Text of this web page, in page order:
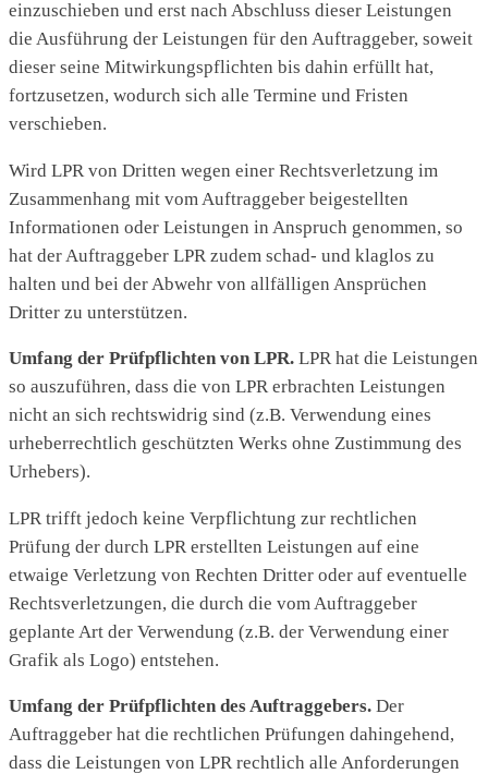
einzuschieben und erst nach Abschluss dieser Leistungen
die Ausführung der Leistungen für den Auftraggeber, soweit
dieser seine Mitwirkungspflichten bis dahin erfüllt hat,
fortzusetzen, wodurch sich alle Termine und Fristen
verschieben.
Wird LPR von Dritten wegen einer Rechtsverletzung im
Zusammenhang mit vom Auftraggeber beigestellten
Informationen oder Leistungen in Anspruch genommen, so
hat der Auftraggeber LPR zudem schad- und klaglos zu
halten und bei der Abwehr von allfälligen Ansprüchen
Dritter zu unterstützen.
Umfang der Prüfpflichten von LPR. LPR hat die Leistungen
so auszuführen, dass die von LPR erbrachten Leistungen
nicht an sich rechtswidrig sind (z.B. Verwendung eines
urheberrechtlich geschützten Werks ohne Zustimmung des
Urhebers).
LPR trifft jedoch keine Verpflichtung zur rechtlichen
Prüfung der durch LPR erstellten Leistungen auf eine
etwaige Verletzung von Rechten Dritter oder auf eventuelle
Rechtsverletzungen, die durch die vom Auftraggeber
geplante Art der Verwendung (z.B. der Verwendung einer
Grafik als Logo) entstehen.
Umfang der Prüfpflichten des Auftraggebers. Der
Auftraggeber hat die rechtlichen Prüfungen dahingehend,
dass die Leistungen von LPR rechtlich alle Anforderungen